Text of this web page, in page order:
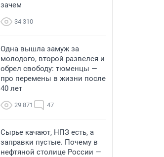
зачем
34 310
Одна вышла замуж за
молодого, второй развелся и
обрел свободу: тюменцы —
про перемены в жизни после
40 лет
29 871 47
Сырье качают, НПЗ есть, а
заправки пустые. Почему в
нефтяной столице России —